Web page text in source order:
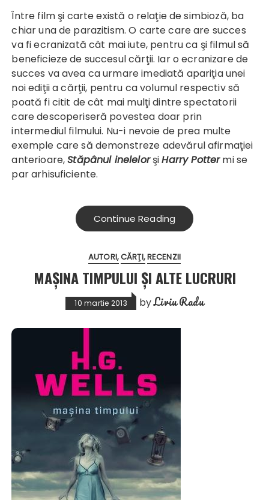
Între film şi carte există o relaţie de simbioză, ba
chiar una de parazitism. O carte care are succes
va fi ecranizată cât mai iute, pentru ca şi filmul să
beneficieze de succesul cărţii. Iar o ecranizare de
succes va avea ca urmare imediată apariţia unei
noi ediţii a cărţii, pentru ca volumul respectiv să
poată fi citit de cât mai mulţi dintre spectatorii
care descoperiseră povestea doar prin
intermediul filmului. Nu-i nevoie de prea multe
exemple care să demonstreze adevărul afirmaţiei
anterioare,Stăpânul inelelorşiHarry Pottermi se
par arhisuficiente.
Continue Reading
AUTORI CĂRŢI RECENZII
MAȘINA TIMPULUI ȘI ALTE LUCRURI
10 martie 2013 byLiviu Radu